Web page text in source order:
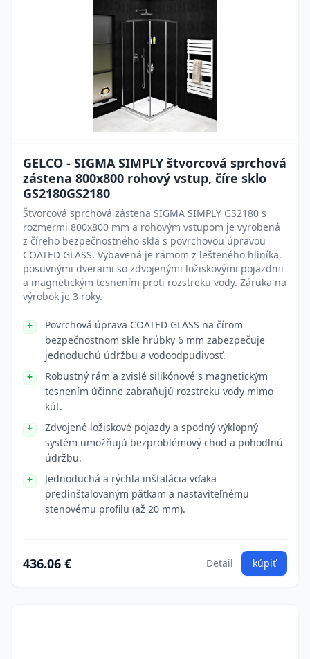
GELCO - SIGMA SIMPLY štvorcová sprchová
zástena 800x800 rohový vstup, číre sklo
GS2180GS2180
Štvorcová sprchová zástena SIGMA SIMPLY GS2180 s
rozmermi 800x800 mm a rohovým vstupom je vyrobená
z číreho bezpečnostného skla s povrchovou úpravou
COATED GLASS. Vybavená je rámom z lešteného hliníka,
posuvnými dverami so zdvojenými ložiskovými pojazdmi
a magnetickým tesnením proti rozstreku vody. Záruka na
výrobok je 3 roky.
Povrchová úprava COATED GLASS na čírom
bezpečnostnom skle hrúbky 6 mm zabezpečuje
jednoduchú údržbu a vodoodpudivosť.
Robustný rám a zvislé silikónové s magnetickým
tesnením účinne zabraňujú rozstreku vody mimo
kút.
Zdvojené ložiskové pojazdy a spodný výklopný
systém umožňujú bezproblémový chod a pohodlnú
údržbu.
Jednoduchá a rýchla inštalácia vďaka
predinštalovaným pätkam a nastaviteľnému
stenovému profilu (až 20 mm).
436.06 € Detail kúpiť